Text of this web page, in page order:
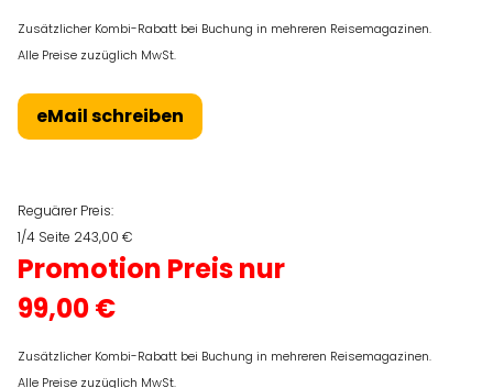
Zusätzlicher Kombi-Rabatt bei Buchung in mehreren Reisemagazinen.
Alle Preise zuzüglich MwSt.
eMail schreiben
Reguärer Preis:
1/4 Seite 243,00 €
Promotion Preis nur
99,00 €
Zusätzlicher Kombi-Rabatt bei Buchung in mehreren Reisemagazinen.
Alle Preise zuzüglich MwSt.